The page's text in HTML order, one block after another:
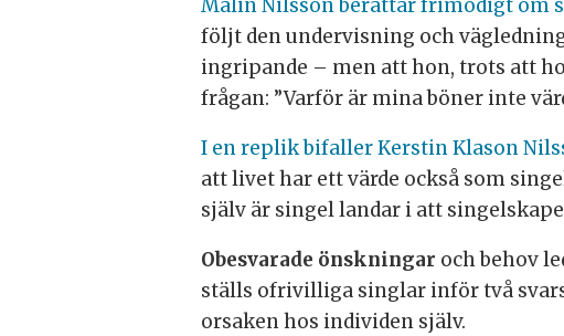
Malin Nilsson berättar frimodigt om
följt den undervisning och
ingripande – men att hon, trots att
frågan: ”Varför är mina böner inte
I en replik bifaller Kerstin Klason
att livet har ett värde också som
själv är singel landar i att
Obesvarade önskningar och behov
ställs ofrivilliga singlar inför två
orsaken hos individen själv.